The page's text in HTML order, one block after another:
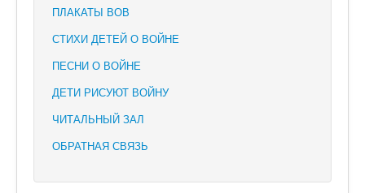
ПЛАКАТЫ ВОВ
СТИХИ ДЕТЕЙ О ВОЙНЕ
ПЕСНИ О ВОЙНЕ
ДЕТИ РИСУЮТ ВОЙНУ
ЧИТАЛЬНЫЙ ЗАЛ
ОБРАТНАЯ СВЯЗЬ